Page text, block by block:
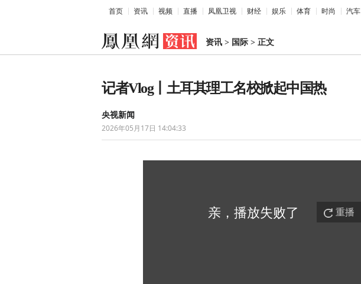
首页 资讯 视频 直播 凤凰卫视 财经 娱乐 体育 时尚 汽车
资讯 > 国际 > 正文
记者Vlog丨土耳其理工名校掀起中国热
央视新闻
2026年05月17日 14:04:33
亲，播放失败了 重播